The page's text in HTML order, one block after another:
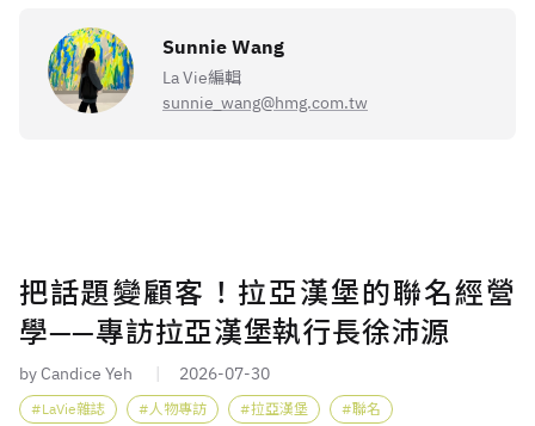
Sunnie Wang
La Vie編輯
sunnie_wang@hmg.com.tw
把話題變顧客！拉亞漢堡的聯名經營
學——專訪拉亞漢堡執行長徐沛源
by Candice Yeh 2026-07-30
LaVie雜誌 人物專訪 拉亞漢堡 聯名